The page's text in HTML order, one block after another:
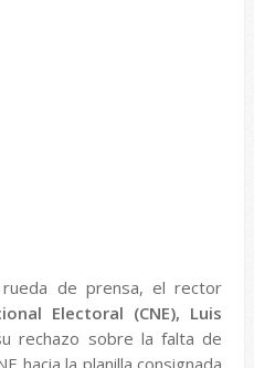
de prensa, el rector
Electoral (CNE), Luis
rechazo sobre la falta de
hacia la planilla consignada